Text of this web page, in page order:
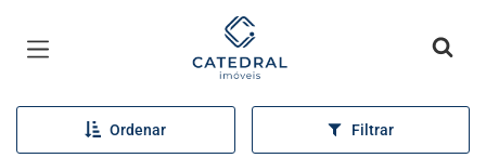
Página inicial
Ordenar Filtrar